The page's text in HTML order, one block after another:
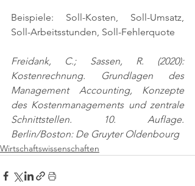
Beispiele: Soll-Kosten, Soll-Umsatz,
Soll-Arbeitsstunden, Soll-Fehlerquote
Freidank, C.; Sassen, R. (2020):
Kostenrechnung. Grundlagen des
Management Accounting, Konzepte
des Kostenmanagements und zentrale
Schnittstellen. 10. Auflage.
Berlin/Boston: De Gruyter Oldenbourg
Wirtschaftswissenschaften